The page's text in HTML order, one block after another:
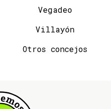
Vegadeo
Villayón
Otros concejos